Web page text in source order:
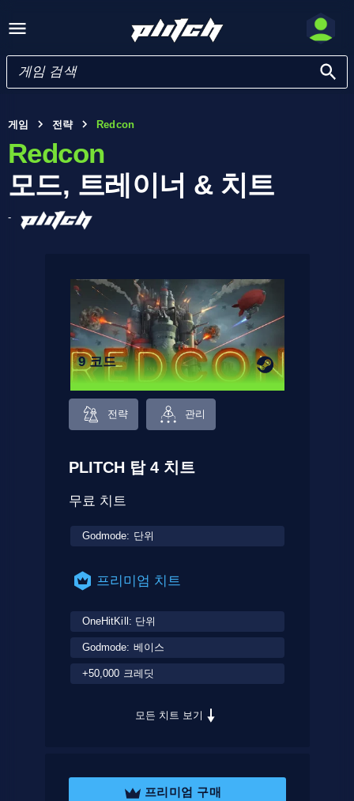
게임 전략 Redcon
Redcon
모드, 트레이너 & 치트
-
9 코드
전략 관리
PLITCH 탑 4 치트
무료 치트
Godmode: 단위
프리미엄 치트
OneHitKill: 단위
Godmode: 베이스
+50,000 크레딧
모든 치트 보기
프리미엄 구매